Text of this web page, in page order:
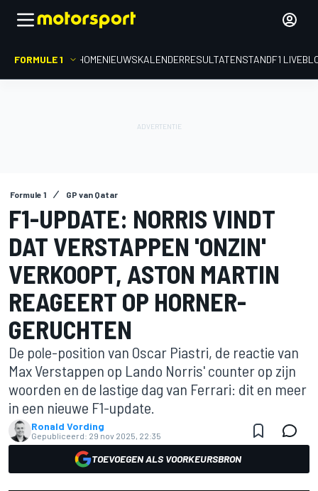
FORMULE 1 HOMENIEUWSKALENDERRESULTATENSTANDF1
Formule 1 GP van Qatar
F1-UPDATE: NORRIS VINDT
DAT VERSTAPPEN 'ONZIN'
VERKOOPT, ASTON MARTIN
REAGEERT OP HORNER-
GERUCHTEN
De pole-position van Oscar Piastri, de reactie van
Max Verstappen op Lando Norris' counter op zijn
woorden en de lastige dag van Ferrari: dit en meer
in een nieuwe F1-update.
Ronald Vording
Gepubliceerd: 29 nov 2025, 22:35
TOEVOEGEN ALS VOORKEURSBRON